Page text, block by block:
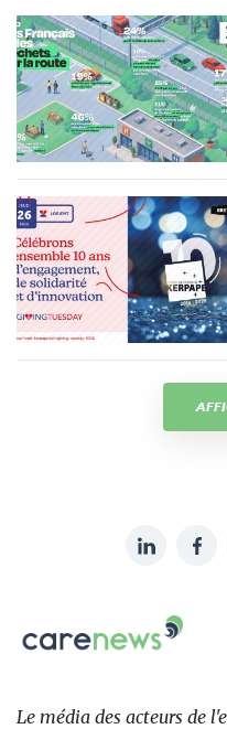
sur:
LinkedIn
Le
des
Le média des acteurs de